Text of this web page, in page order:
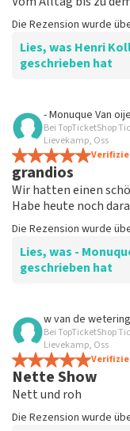
Die Rezension wurde
Lies, was Henri
geschrieben hat
Bewertung von
gut
Die Rezension wurde
- Monuque Van
Bei TopTicketShop
Lievekamp, Oss
grandios
Wir hatten einen
Habe heute noch
Die Rezension wurde
Lies, was - Monuque Van oijen über TopTicketShop
geschrieben hat
Bewertung von -
War gut
Die Rezension wurde
w van de wetering
Bei TopTicketShop
Lievekamp, Oss
Nette Show
Nett und roh
Die Rezension wurde